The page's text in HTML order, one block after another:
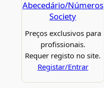
Abecedário/Números
Society
Preços exclusivos para
profissionais.
Requer registo no site.
Registar/Entrar